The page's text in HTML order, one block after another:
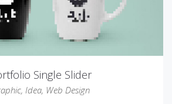
Single Slider
, Idea, Web Design